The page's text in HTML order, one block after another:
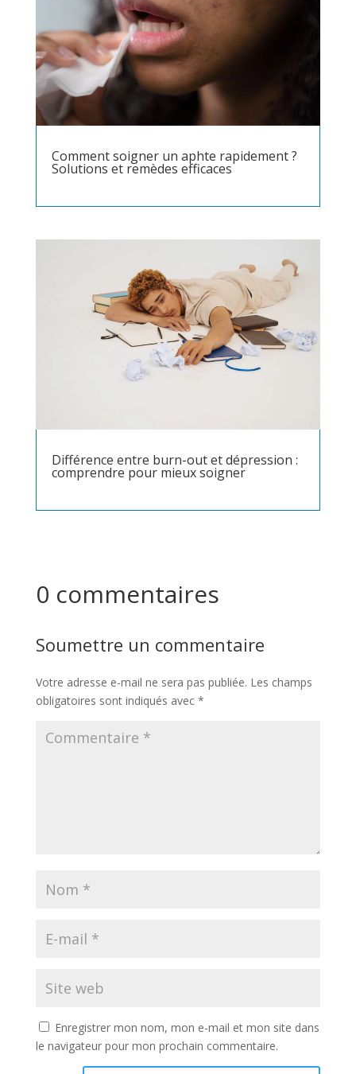
Comment soigner un aphte rapidement ?
Solutions et remèdes efficaces
Différence entre burn-out et dépression :
comprendre pour mieux soigner
0 commentaires
Soumettre un commentaire
Votre adresse e-mail ne sera pas publiée. Les champs
obligatoires sont indiqués avec *
Enregistrer mon nom, mon e-mail et mon site dans
le navigateur pour mon prochain commentaire.